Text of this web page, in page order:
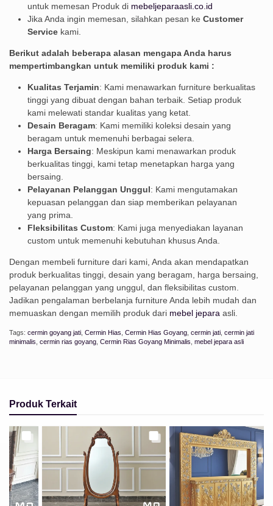
untuk memesan Produk di mebeljeparaasli.co.id
Jika Anda ingin memesan, silahkan pesan ke Customer
Service kami.
Berikut adalah beberapa alasan mengapa Anda harus
mempertimbangkan untuk memiliki produk kami :
Kualitas Terjamin: Kami menawarkan furniture berkualitas
tinggi yang dibuat dengan bahan terbaik. Setiap produk
kami melewati standar kualitas yang ketat.
Desain Beragam: Kami memiliki koleksi desain yang
beragam untuk memenuhi berbagai selera.
Harga Bersaing: Meskipun kami menawarkan produk
berkualitas tinggi, kami tetap menetapkan harga yang
bersaing.
Pelayanan Pelanggan Unggul: Kami mengutamakan
kepuasan pelanggan dan siap memberikan pelayanan
yang prima.
Fleksibilitas Custom: Kami juga menyediakan layanan
custom untuk memenuhi kebutuhan khusus Anda.
Dengan membeli furniture dari kami, Anda akan mendapatkan
produk berkualitas tinggi, desain yang beragam, harga bersaing,
pelayanan pelanggan yang unggul, dan fleksibilitas custom.
Jadikan pengalaman berbelanja furniture Anda lebih mudah dan
memuaskan dengan memilih produk dari mebel jepara asli.
Tags: cermin goyang jati Cermin Hias Cermin Hias Goyang cermin jati cermin jati
minimalis cermin rias goyang Cermin Rias Goyang Minimalis mebel jepara asli
Produk Terkait